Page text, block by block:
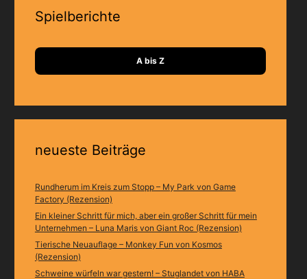
Spielberichte
A bis Z
neueste Beiträge
Rundherum im Kreis zum Stopp – My Park von Game
Factory (Rezension)
Ein kleiner Schritt für mich, aber ein großer Schritt für mein
Unternehmen – Luna Maris von Giant Roc (Rezension)
Tierische Neuauflage – Monkey Fun von Kosmos
(Rezension)
Schweine würfeln war gestern! – Stuglandet von HABA